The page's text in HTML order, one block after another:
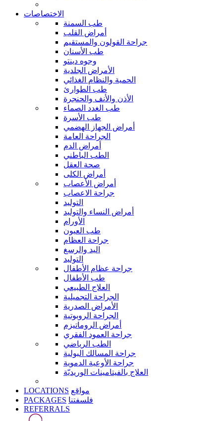
الاختصاصات
طب السمنة
أمراض القلب
جراحة القولون والمستقيم
طب الأسنان
وجوه دينتو
الأمراض الجلدية
الحمية والنظام الغذائي
طب الطوارئ
الأذن والأنف والحنجرة
طب الغدد الصماء
طب الأسرة
أمراض الجهاز الهضمي
الجراحة العامة
أمراض الدم
الطب الباطني
صحة العقل
أمراض الكلى
أمراض الأعصاب
جراحة الاعصاب
التوليد
أمراض النساء والتوليد
الأورام
طب العيون
جراحة العظام
اليد والرسغ
التوليد
جراحة عظام الأطفال
طب الأطفال
العلاج الطبيعي
الجراحة التجميلية
الأمراض الصدرية
الجراحة الروبوتية
أمراض الروماتيزم
جراحة العمود الفقري
الطب الرياضي
جراحة المسالك البولية
جراحة الأوعية الدموية
العلاج بالفيتامينات الوريديّة
LOCATIONS مواقع
PACKAGES فلسفتنا
REFERRALS